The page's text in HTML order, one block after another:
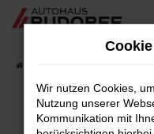
Zum
Wir nutzen Cookies,
Nutzung unserer
Kommunikation mit